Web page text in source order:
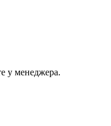
у менеджера.